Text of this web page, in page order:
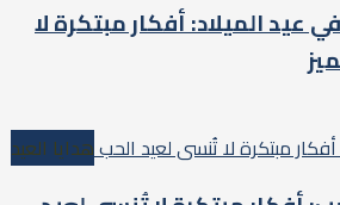
عيد الميلاد: أفكار مبتكرة لا
هدايا العيد